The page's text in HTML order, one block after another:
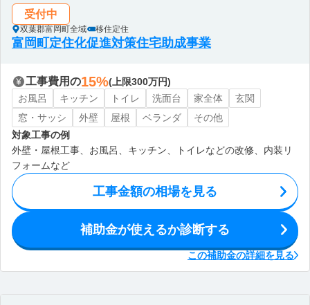
受付中
双葉郡富岡町全域 移住定住
富岡町定住化促進対策住宅助成事業
工事費用の15%(上限300万円)
お風呂
キッチン トイレ 洗面台 家全体
玄関
窓・サッシ
外壁 屋根 ベランダ
その他
対象工事の例
外壁・屋根工事、お風呂、キッチン、トイレなどの改修、内装リ
フォームなど
工事金額の相場を見る
補助金が使えるか診断する
この補助金の詳細を見る